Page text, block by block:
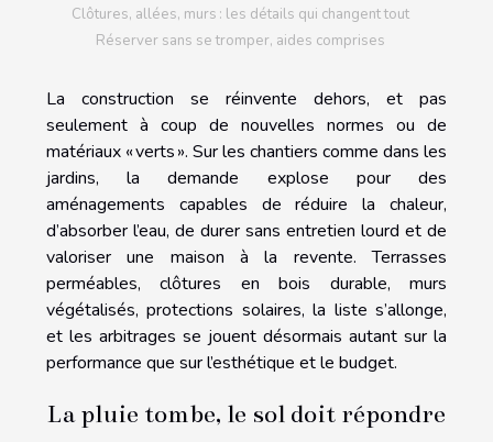
Clôtures, allées, murs : les détails qui changent tout
Réserver sans se tromper, aides comprises
La construction se réinvente dehors, et pas
seulement à coup de nouvelles normes ou de
matériaux « verts ». Sur les chantiers comme dans les
jardins, la demande explose pour des
aménagements capables de réduire la chaleur,
d’absorber l’eau, de durer sans entretien lourd et de
valoriser une maison à la revente. Terrasses
perméables, clôtures en bois durable, murs
végétalisés, protections solaires, la liste s’allonge,
et les arbitrages se jouent désormais autant sur la
performance que sur l’esthétique et le budget.
La pluie tombe, le sol doit répondre